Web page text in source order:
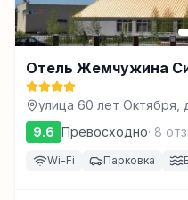
Отель Жемчужина
улица 60 лет Октября,
9.6 Превосходно· 8
Wi-Fi Парковка